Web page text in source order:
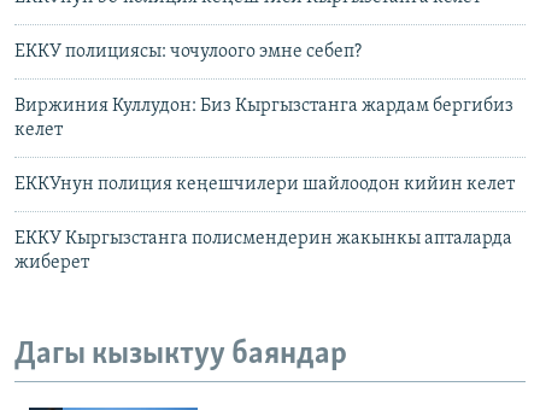
ЕККУ полициясы: чочулоого эмне себеп?
Виржиния Куллудон: Биз Кыргызстанга жардам бергибиз
келет
ЕККУнун полиция кеңешчилери шайлоодон кийин келет
ЕККУ Кыргызстанга полисмендерин жакынкы апталарда
жиберет
Дагы кызыктуу баяндар